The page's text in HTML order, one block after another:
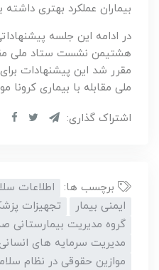
بیماران عملکرد بهتری داشته
در ادامه این جلسه
هشتیمن نشست ستاد ملی
مقرر شد این پیشنهادات
ملی مقابله با بیماری کرونا
اشتراک گذاری:
برچسب ها: اطلاعات
ایمنی بیمار
تجهیزات
گروه مدیریت بیمارستانی
مدیریت سرمایه های انسانی
موازین حقوقی در نظام